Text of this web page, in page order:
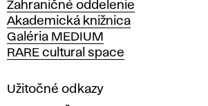
á
š
k
o
a
Zahraničné oddelenie
Akademická knižnica
Galéria MEDIUM
RARE cultural space
Užitočné odkazy